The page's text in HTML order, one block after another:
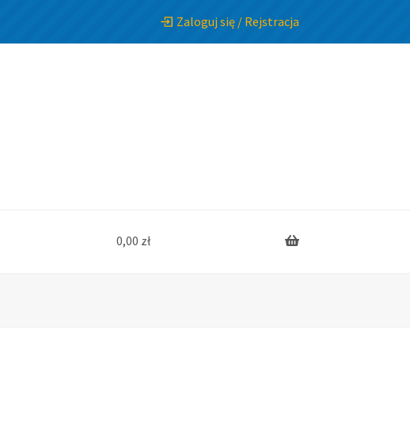
Zaloguj się / Rejstracja
0,00 zł